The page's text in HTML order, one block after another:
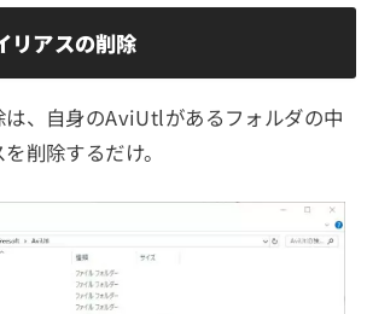
リアスの削除
は、自身のAviUtlがあるフォルダの中
削除するだけ。